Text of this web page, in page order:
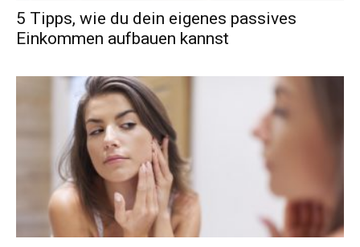
5 Tipps, wie du dein eigenes passives
Einkommen aufbauen kannst